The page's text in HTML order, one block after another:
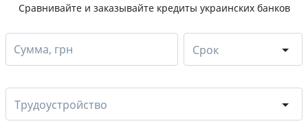
Сравнивайте и заказывайте кредиты украинских банков
Сумма, грн Срок
Трудоустройство